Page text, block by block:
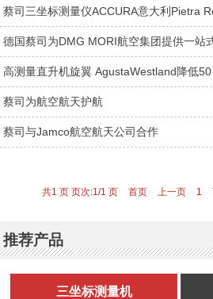
蔡司三坐标测量仪ACCURA意大利Pietra
德国蔡司为DMG MORI航空集团提供一站
高测量直升机旋翼 AgustaWestland降低
蔡司为航空航天护航
蔡司与Jamco航空航天公司合作
共1 页 页次:1/1 页 首页 上一页 1
推荐产品
三坐标测量机